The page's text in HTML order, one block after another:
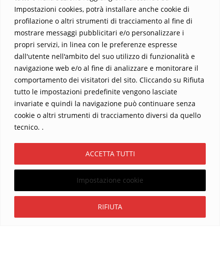
Impostazioni cookies, potrà installare anche cookie di
profilazione o altri strumenti di tracciamento al fine di
mostrare messaggi pubblicitari e/o personalizzare i
propri servizi, in linea con le preferenze espresse
dall'utente nell'ambito del suo utilizzo di funzionalità e
navigazione web e/o al fine di analizzare e monitorare il
comportamento dei visitatori del sito. Cliccando su Rifiuta
tutto le impostazioni predefinite vengono lasciate
invariate e quindi la navigazione può continuare senza
cookie o altri strumenti di tracciamento diversi da quello
tecnico. .
Impostazione cookie
RIFIUTA
ACCETTA TUTTI
Home Contatti
Sostieni La Buona Parola – dona 5 €, 10 €, 25 €… il tuo contributo
I viaggi dell’anima
Catechesi
Informativa Privacy
Copyright ©2026 La buona Parola . All rights reserved.
Powered byWordPress &Designed byBizberg Themes